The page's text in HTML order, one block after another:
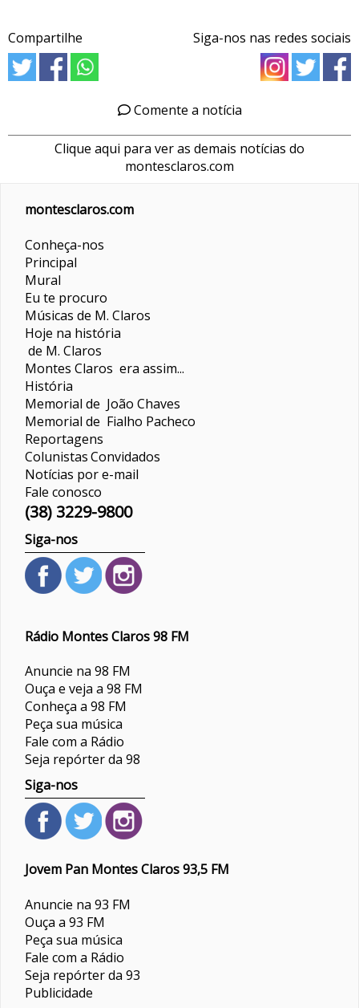
Compartilhe Siga-nos nas redes sociais
Comente a notícia
Clique aqui para ver as demais notícias do
montesclaros.com
montesclaros.com
Conheça-nos
Principal
Mural
Eu te procuro
Músicas de M. Claros
Hoje na história
de M. Claros
Montes Claros era assim...
História
Memorial de João Chaves
Memorial de Fialho Pacheco
Reportagens
ColunistasConvidados
Notícias por e-mail
Fale conosco
(38) 3229-9800
Siga-nos
Rádio Montes Claros 98 FM
Anuncie na 98 FM
Ouça e veja a 98 FM
Conheça a 98 FM
Peça sua música
Fale com a Rádio
Seja repórter da 98
Siga-nos
Jovem Pan Montes Claros 93,5 FM
Anuncie na 93 FM
Ouça a 93 FM
Peça sua música
Fale com a Rádio
Seja repórter da 93
Publicidade